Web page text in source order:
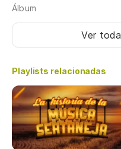
Álbum
Ver
Playlists relacionadas